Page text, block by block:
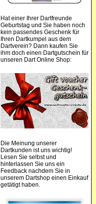
Hat einer Ihrer Dartfreunde
Geburtstag und Sie haben noch
kein passendes Geschenk für
Ihren Dartkumpel aus dem
Dartverein? Dann kaufen Sie
ihm doch einen Dartgutschein für
unseren Dart Online Shop:
Die Meinung unserer
Dartkunden ist uns wichtig!
Lesen Sie selbst und
hinterlassen Sie uns ein
Feedback nachdem Sie in
unserem Dartshop einen Einkauf
getätigt haben.